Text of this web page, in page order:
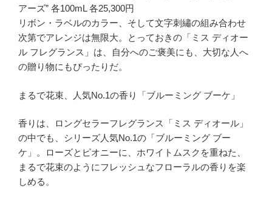
アーズ” 各100mL 各25,300円
リボン・ラベルのカラー、そして文字刺繡の組み合わせ
次第でアレンジは無限大。とっておきの「ミス ディオー
ル フレグランス」は、自分へのご褒美にも、大切な人へ
の贈り物にもぴったりだ。
まるで花束、人気No.1の香り「ブルーミング ブーケ」
香りは、ロングセラーフレグランス「ミス ディオール」
の中でも、シリーズ人気No.1の「ブルーミング ブー
ケ」。ローズとピオニーに、ホワイトムスクを重ねた、
まるで花束のようにフレッシュなフローラルの香りを楽
しめる。